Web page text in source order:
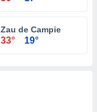
Zau de Campie
33° 19°